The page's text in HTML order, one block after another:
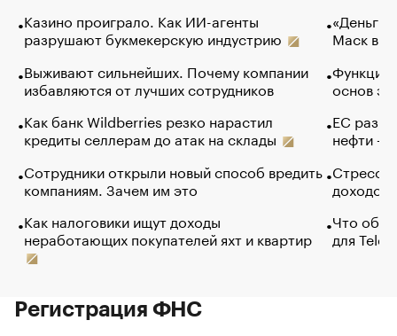
Казино проиграло. Как ИИ-агенты
разрушают букмекерскую индустрию
Выживают сильнейших. Почему компании
избавляются от лучших сотрудников
Как банк Wildberries резко нарастил
кредиты селлерам до атак на склады
Сотрудники открыли новый способ вредить
компаниям. Зачем им это
Как налоговики ищут доходы
неработающих покупателей яхт и квартир
«Деньги
Маск в
Функции
основ
ЕС
нефти —
Стресс
доходов
Что
для
Регистрация ФНС